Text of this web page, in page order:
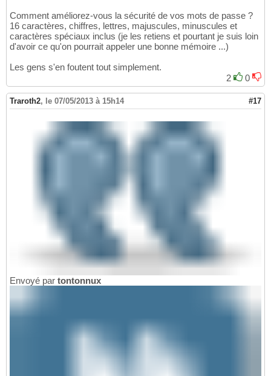
Comment améliorez-vous la sécurité de vos mots de passe ?
16 caractères, chiffres, lettres, majuscules, minuscules et
caractères spéciaux inclus (je les retiens et pourtant je suis loin
d'avoir ce qu'on pourrait appeler une bonne mémoire ...)
Les gens s'en foutent tout simplement.
2
0
Traroth2, le 07/05/2013 à 15h14 #17
Envoyé par tontonnux